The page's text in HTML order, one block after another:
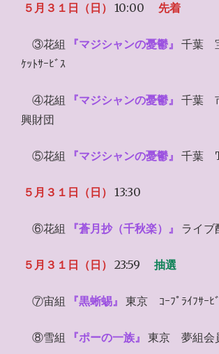
５月３１日（日） 10:00 先着
③花組 『マジシャンの憂鬱』
千葉
ｹｯﾄｻｰﾋﾞｽ
④花組 『マジシャンの憂鬱』
千葉
興財団
⑤花組 『マジシャンの憂鬱』 千葉
５月３１日（日） 13:30
⑥花組 『蒼月抄（千秋楽）』 ライブ
５月３１日（日） 23:59 抽選
⑦宙組 『黒蜥蜴』 東京 ｺｰﾌﾟﾗｲﾌｻｰﾋﾞ
⑧雪組 『ポーの一族』 東京 夢組会